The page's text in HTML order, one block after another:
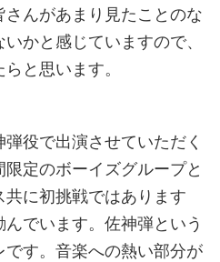
さんがあまり見たことのな
かと感じていますので、
と思います。
弾役で出演させていただく
定のボーイズグループと
に初挑戦ではあります
でいます。佐神弾という
す。音楽への熱い部分が